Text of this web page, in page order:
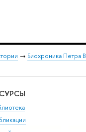
→ Биохроника Петра